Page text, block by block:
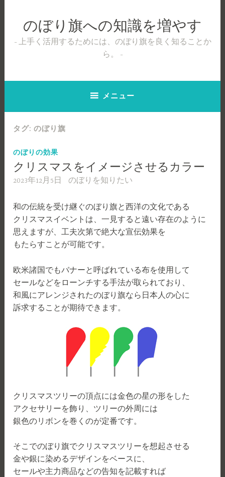
ス
のぼり旗への知識を増やす
上手く活用するためには、のぼり旗を良く知ることか
ら。
メニュー
タグ:のぼり旗
のぼりの効果
クリスマスをイメージさせるカラー
2023年12月5日 のぼりを知りたい
和の伝統を受け継ぐのぼり旗と西洋の文化である
クリスマスイベントは、一見すると遠い存在のように
思えますが、工夫次第で絶大な宣伝効果を
もたらすことが可能です。
欧米諸国でもバナーと呼ばれている布を使用して
セールなどをローンチする手法が取られており、
和風にアレンジされたのぼり旗なら日本人の心に
訴求することが期待できます。
クリスマスツリーの頂点には金色の星の形をした
アクセサリーを飾り、ツリーの外周には
銀色のリボンを巻くのが定番です。
そこでのぼり旗でクリスマスツリーを想起させる
金や銀に染めるデザインをベースに、
セールや主力商品などの告知を記載すれば